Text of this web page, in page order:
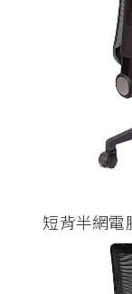
短背半網電